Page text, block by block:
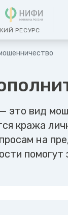
РЕСУРС
это вид
кража
на